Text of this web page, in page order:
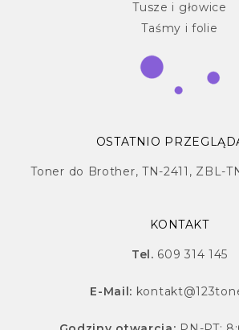
Tusze i głowice
Taśmy i folie
OSTATNIO
Toner do Brother, TN-2411, ZBL-
KONTAKT
Tel. 609 314 145
E-Mail: